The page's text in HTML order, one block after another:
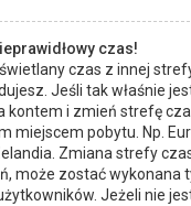
czas!
czas z innej
Jeśli tak właśnie
kontem i zmień strefę
miejscem pobytu. Np.
Zmiana strefy
może zostać wykonana
Jeżeli nie